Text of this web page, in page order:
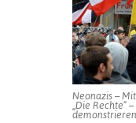
Neonazis –
„Die
demonstrieren.